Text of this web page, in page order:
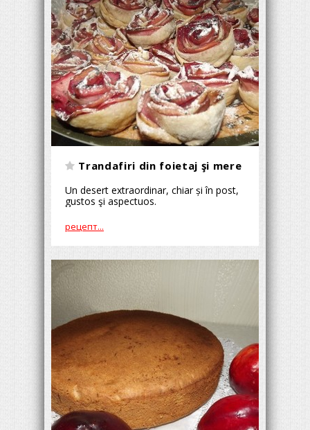
Trandafiri din foietaj şi mere
Un desert extraordinar, chiar și în post,
gustos şi aspectuos.
рецепт...